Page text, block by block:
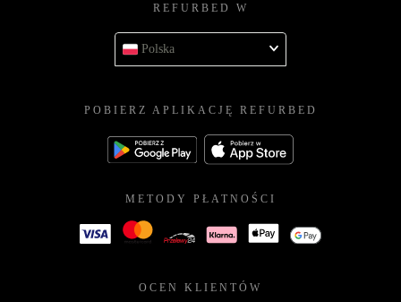
REFURBED W
Polska
POBIERZ APLIKACJĘ REFURBED
METODY PŁATNOŚCI
OCEN KLIENTÓW